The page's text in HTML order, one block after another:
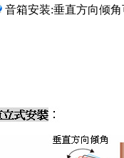
音箱安装:垂直方向倾角